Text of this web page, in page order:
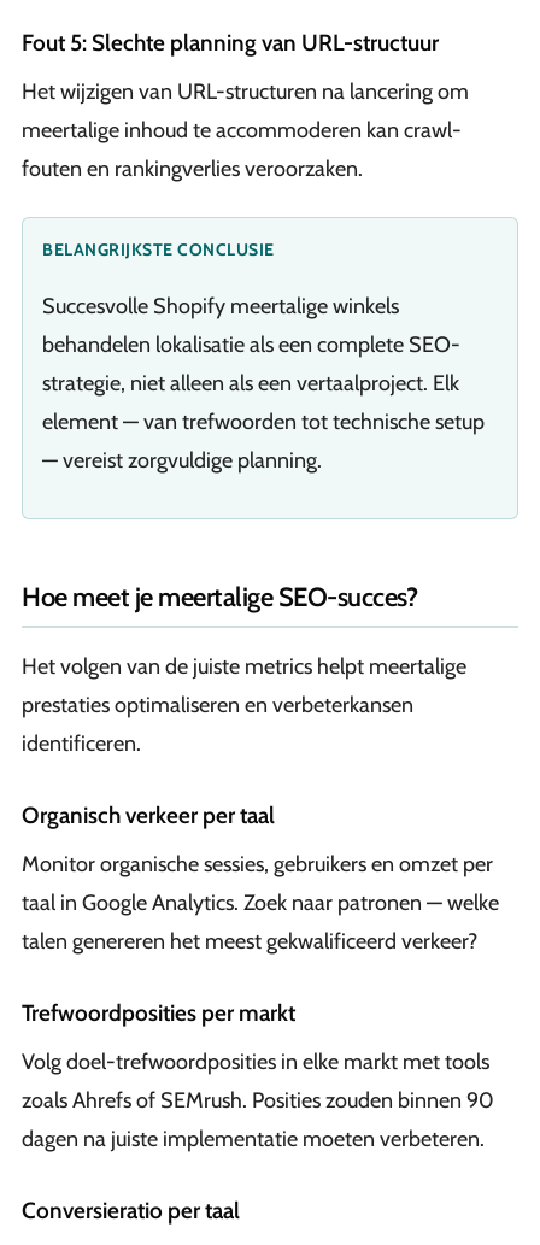
Fout 5: Slechte planning van URL-structuur
Het wijzigen van URL-structuren na lancering om
meertalige inhoud te accommoderen kan crawl-
fouten en rankingverlies veroorzaken.
BELANGRIJKSTE CONCLUSIE
Succesvolle Shopify meertalige winkels
behandelen lokalisatie als een complete SEO-
strategie, niet alleen als een vertaalproject. Elk
element — van trefwoorden tot technische setup
— vereist zorgvuldige planning.
Hoe meet je meertalige SEO-succes?
Het volgen van de juiste metrics helpt meertalige
prestaties optimaliseren en verbeterkansen
identificeren.
Organisch verkeer per taal
Monitor organische sessies, gebruikers en omzet per
taal in Google Analytics. Zoek naar patronen — welke
talen genereren het meest gekwalificeerd verkeer?
Trefwoordposities per markt
Volg doel-trefwoordposities in elke markt met tools
zoals Ahrefs of SEMrush. Posities zouden binnen 90
dagen na juiste implementatie moeten verbeteren.
Conversieratio per taal